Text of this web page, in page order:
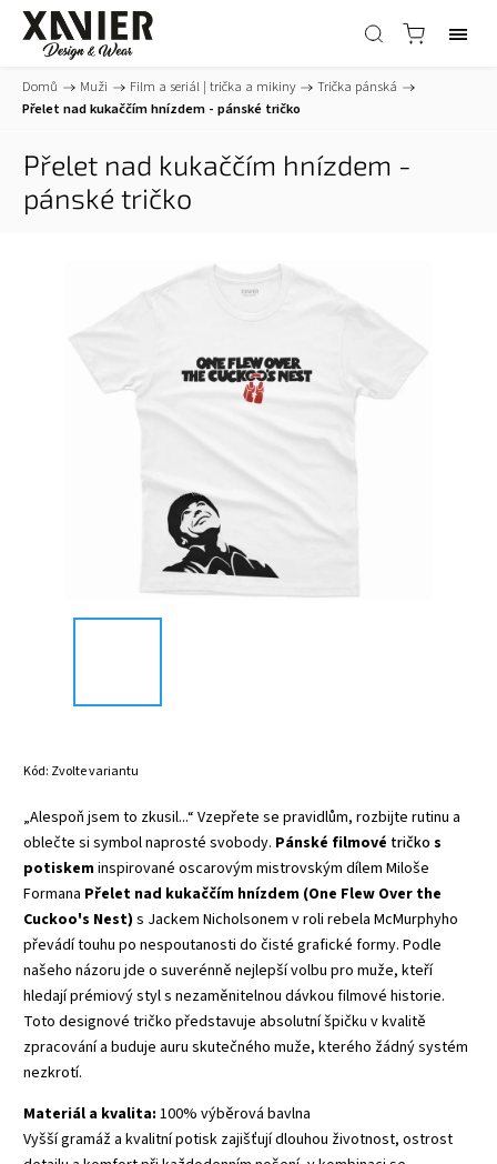
Domů / Muži / Film a seriál | trička a mikiny / Trička pánská /
Přelet nad kukaččím hnízdem - pánské tričko
Přelet nad kukaččím hnízdem -
pánské tričko
Kód: Zvolte variantu
„Alespoň jsem to zkusil...“ Vzepřete se pravidlům, rozbijte rutinu a
oblečte si symbol naprosté svobody. Pánské filmové tričko s
potiskeminspirované oscarovým mistrovským dílem Miloše
Formana Přelet nad kukaččím hnízdem (One Flew Over the
Cuckoo's Nest) s Jackem Nicholsonem v roli rebela McMurphyho
převádí touhu po nespoutanosti do čisté grafické formy. Podle
našeho názoru jde o suverénně nejlepší volbu pro muže, kteří
hledají prémiový styl s nezaměnitelnou dávkou filmové historie.
Toto designové tričko představuje absolutní špičku v kvalitě
zpracování a buduje auru skutečného muže, kterého žádný systém
nezkrotí.
Materiál a kvalita: 100% výběrová bavlna
Vyšší gramáž a kvalitní potisk zajišťují dlouhou životnost, ostrost